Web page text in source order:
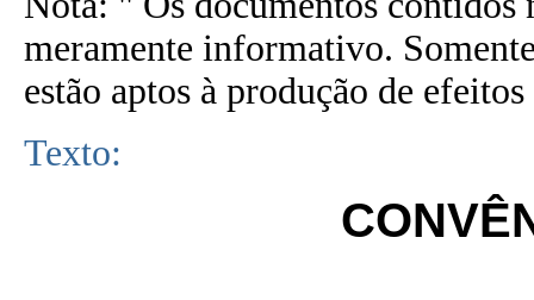
meramente informativo.
estão aptos à produção de
Texto: